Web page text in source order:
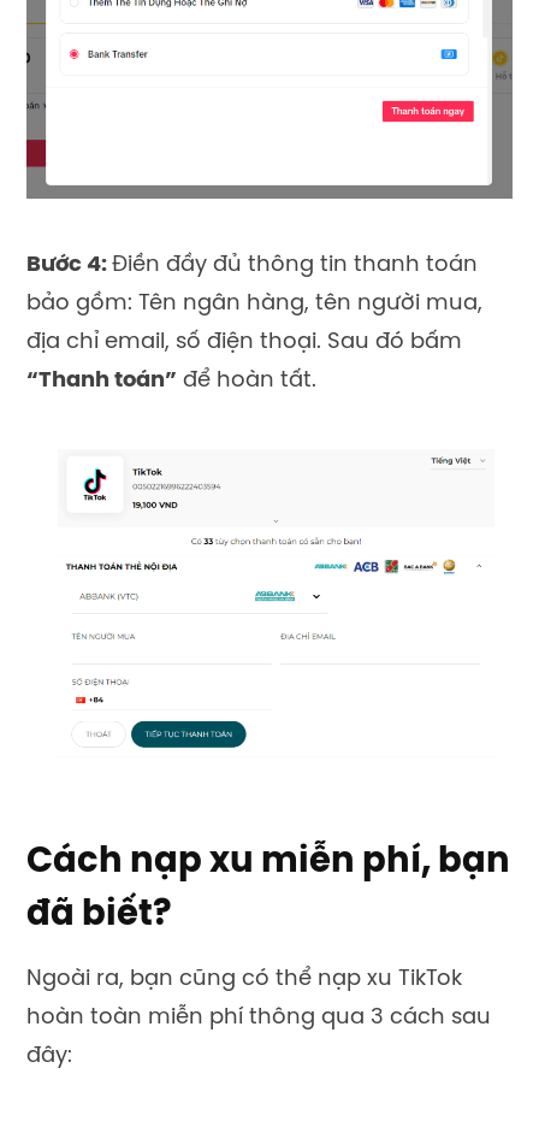
Bước 4: Điền đầy đủ thông tin thanh toán
bảo gồm: Tên ngân hàng, tên người mua,
địa chỉ email, số điện thoại. Sau đó bấm
“Thanh toán” để hoàn tất.
Cách nạp xu miễn phí, bạn
đã biết?
Ngoài ra, bạn cũng có thể nạp xu TikTok
hoàn toàn miễn phí thông qua 3 cách sau
đây: